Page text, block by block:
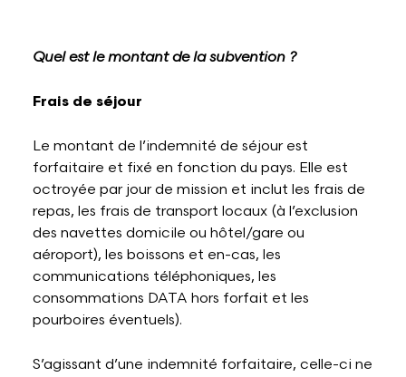
Quel est le montant de la subvention ?
Frais de séjour
Le montant de l’indemnité de séjour est
forfaitaire et fixé en fonction du pays. Elle est
octroyée par jour de mission et inclut les frais de
repas, les frais de transport locaux (à l’exclusion
des navettes domicile ou hôtel/gare ou
aéroport), les boissons et en-cas, les
communications téléphoniques, les
consommations DATA hors forfait et les
pourboires éventuels).
S’agissant d’une indemnité forfaitaire, celle-ci ne